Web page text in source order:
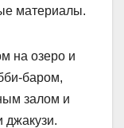
материалы.
на озеро и
баром,
залом и